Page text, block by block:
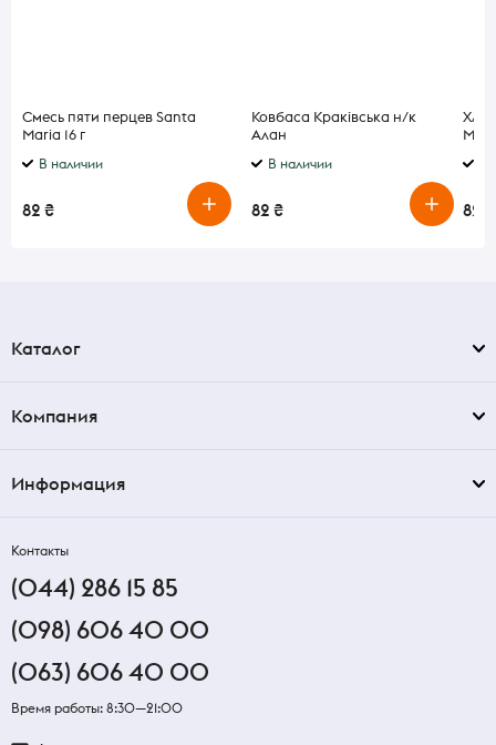
Смесь пяти перцев Santa
Maria 16 г
В наличии
82 ₴
Ковбаса Краківська н/к
Алан
В наличии
82 ₴ 82 ₴
Каталог
Компания
Информация
Контакты
(044) 286 15 85
(098) 606 40 00
(063) 606 40 00
Время работы: 8:30—21:00